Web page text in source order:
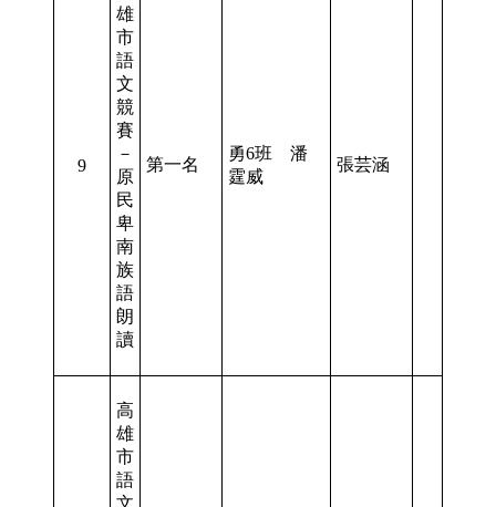
9
雄
市
語
文
競
賽
－
原
民
卑
南
族
語
朗
讀
第一名
勇6班 潘
霆威
張芸涵
高
雄
市
語
文